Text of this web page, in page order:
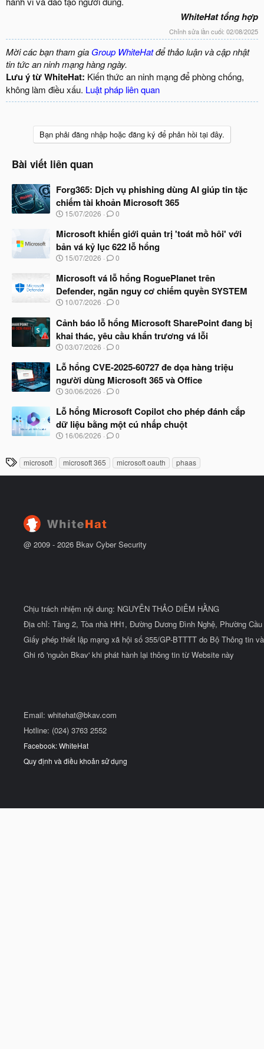
WhiteHat tổng hợp
Chỉnh sửa lần cuối: 02/08/2025
Mời các bạn tham gia Group WhiteHatđể thảo luận và cập nhật
tin tức an ninh mạng hàng ngày.
Lưu ý từ WhiteHat: Kiến thức an ninh mạng để phòng chống,
không làm điều xấu. Luật pháp liên quan
Bạn phải đăng nhập hoặc đăng ký để phản hồi tại đây.
Bài viết liên quan
Forg365: Dịch vụ phishing dùng AI giúp tin tặc
chiếm tài khoản Microsoft 365
N
à
y
b
ắ
đ
ầ
u
15/07/2026 0
Microsoft khiến giới quản trị 'toát mồ hôi' với
bản vá kỷ lục 622 lỗ hổng
N
à
b
ắ
đ
ầ
u
15/07/2026 0
Microsoft vá lỗ hổng RoguePlanet trên
Defender, ngăn nguy cơ chiếm quyền SYSTEM
N
à
y
b
ắ
đ
ầ
u
10/07/2026 0
Cảnh báo lỗ hổng Microsoft SharePoint đang bị
khai thác, yêu cầu khẩn trương vá lỗi
N
à
b
ắ
đ
ầ
u
03/07/2026 0
Lỗ hổng CVE-2025-60727 đe dọa hàng triệu
người dùng Microsoft 365 và Office
N
à
b
ắ
đ
ầ
u
30/06/2026 0
Lỗ hổng Microsoft Copilot cho phép đánh cắp
dữ liệu bằng một cú nhấp chuột
N
y
u
16/06/2026 0
T
h
microsoft microsoft 365 microsoft oauth phaas
@ 2009 - 2026 Bkav Cyber Security
Chịu trách nhiệm nội dung: NGUYỄN THẢO DIỄM HẰNG
Địa chỉ: Tầng 2, Tòa nhà HH1, Đường Dương Đình Nghệ, Phường
Giấy phép thiết lập mạng xã hội số 355/GP-BTTTT do Bộ Thông tin
Ghi rõ 'nguồn Bkav' khi phát hành lại thông tin từ Website này
Email: whitehat@bkav.com
Hotline: (024) 3763 2552
Facebook: WhiteHat
Quy định và điều khoản sử dụng